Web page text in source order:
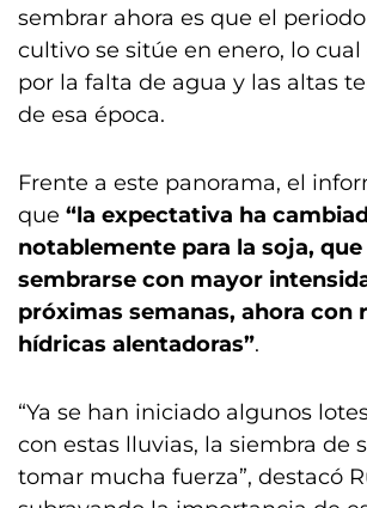
sembrar ahora es que el
cultivo se sitúe en enero, lo
por la falta de agua y las altas
de esa época.
Frente a este panorama, el
que “la expectativa ha
notablemente para la soja,
sembrarse con mayor
próximas semanas, ahora con
hídricas alentadoras”.
“Ya se han iniciado algunos
con estas lluvias, la siembra de
tomar mucha fuerza”, destacó